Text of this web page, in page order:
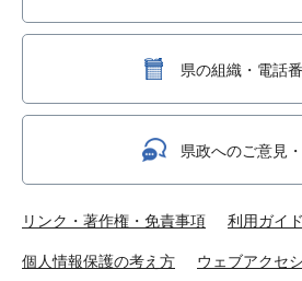
県の組織・電話
県政へのご意見
リンク・著作権・免責事項 利用ガイド
個人情報保護の考え方 ウェブアクセ